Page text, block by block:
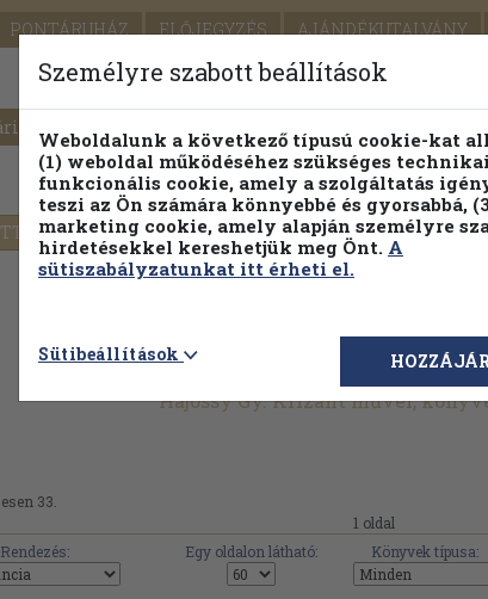
PONTÁRUHÁZ ELŐJEGYZÉS AJÁNDÉKUTALVÁNY
PILLANATNYI ÁRAINK FENNTARTHATÓ
Részletes kereső Témaköri fa
Hajóssy Gy. Krizánt művei,
33.
1 oldal
Rendezés:
Egy oldalon látható: Könyvek típusa:
Személyre szabott beállítások
Weboldalunk a következő típusú cookie-kat
(1) weboldal működéséhez szükséges
funkcionális cookie, amely a szolgáltatás
teszi az Ön számára könnyebbé és gyorsabbá,
marketing cookie, amely alapján személyre
hirdetésekkel kereshetjük meg Önt. A
sütiszabályzatunkat itt érheti el.
Sütibeállítások